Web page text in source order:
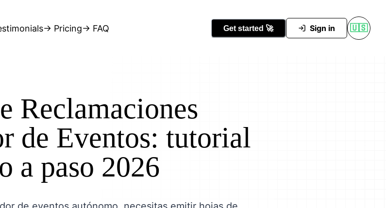
→ Pricing→ FAQ Get started 🚀 Sign in 🇺🇸
Conocer Tutti
Reclamaciones
de Eventos: tutorial
a paso 2026